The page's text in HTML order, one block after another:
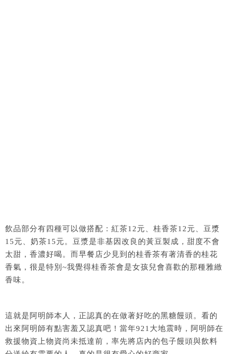
飲品部分有四種可以做搭配：紅茶12元、桂香茶12元、豆漿
15元、奶茶15元。豆漿是非基因改良的黃豆製成，甜度不會
太甜，香濃好喝。而早餐店少見到的桂香茶有著清香的桂花
香氣，很是特別~我覺得桂香茶會是女孩兒會喜歡的那種雅緻
香味。
這就是阿明師本人，正認真的在做著好吃的黑糖饅頭。看的
出來阿明師有點害羞又認真吧！當年921大地震時，阿明師在
救援物資上物資尚未抵達前，率先將店內的包子饅頭與飲料